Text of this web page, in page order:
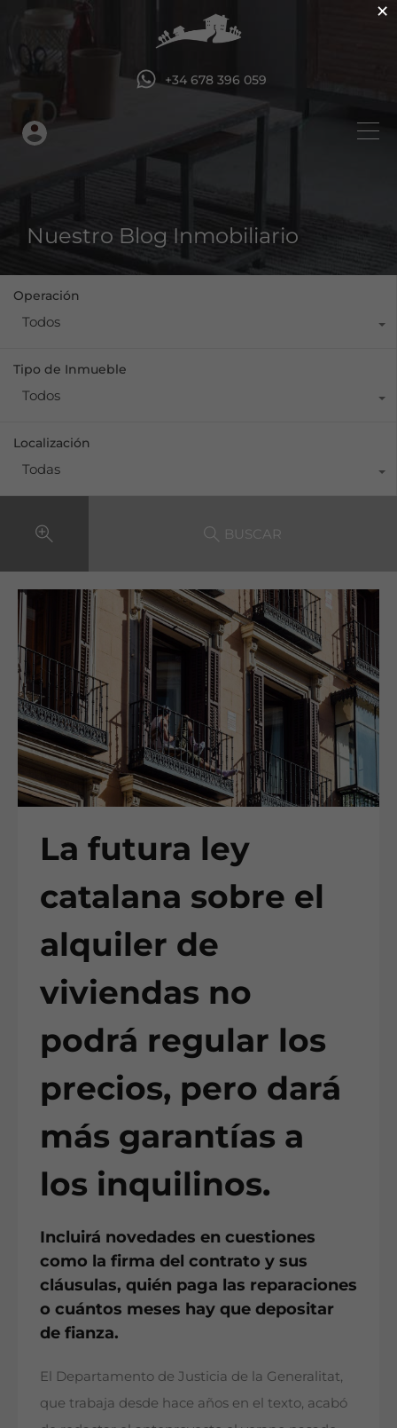
+34 678 396 059
Nuestro Blog Inmobiliario
Operación
Todos
Tipo de Inmueble
Todos
Localización
Todas
BUSCAR
La futura ley
catalana sobre el
alquiler de
viviendas no
podrá regular los
precios, pero dará
más garantías a
los inquilinos.
Incluirá novedades en cuestiones
como la firma del contrato y sus
cláusulas, quién paga las reparaciones
o cuántos meses hay que depositar
de fianza.
El Departamento de Justicia de la Generalitat,
que trabaja desde hace años en el texto, acabó
×